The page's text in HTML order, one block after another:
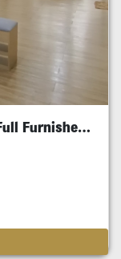
Rumah Citraland Utama Gwalk Full Furnished Murah